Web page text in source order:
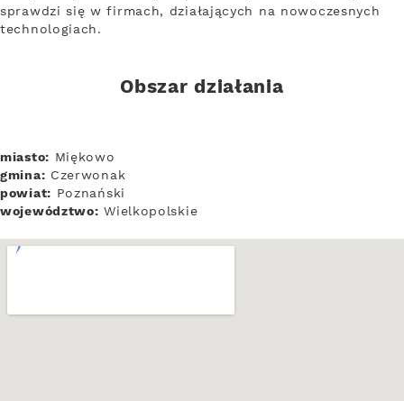
sprawdzi się w firmach, działających na nowoczesnych
technologiach.
Obszar działania
miasto: Miękowo
gmina: Czerwonak
powiat: Poznański
województwo: Wielkopolskie